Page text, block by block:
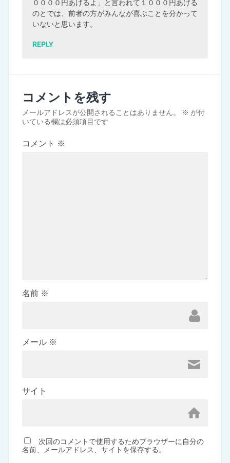
００００円あげるよ」と言われて１０００円あげる
のとでは、前者の方がみんなが喜ぶことを分かって
いないと思います。
REPLY
コメントを残す
メールアドレスが公開されることはありません。 ※ が付
いている欄は必須項目です
コメント ※
名前 ※
メール ※
サイト
次回のコメントで使用するためブラウザーに自分の
名前、メールアドレス、サイトを保存する。